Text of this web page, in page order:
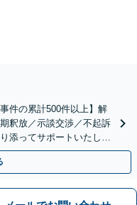
件の累計500件以上】解
釈放／示談交渉／不起訴
添ってサポートいたしま